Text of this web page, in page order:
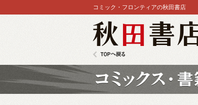
コミック・フロンティアの秋田書店